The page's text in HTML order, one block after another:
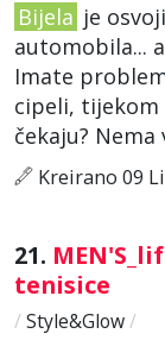
Bijela je
automobila...
Imate
cipeli, tijekom
čekaju? Nema
Kreirano 09
21.
tenisice
/ Style&Glow/